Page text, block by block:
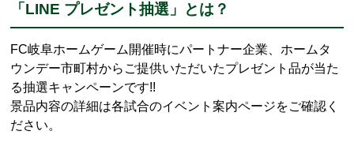
「LINE プレゼント抽選」とは？
FC岐阜ホームゲーム開催時にパートナー企業、ホームタ
ウンデー市町村からご提供いただいたプレゼント品が当た
る抽選キャンペーンです!!
景品内容の詳細は各試合のイベント案内ページをご確認く
ださい。